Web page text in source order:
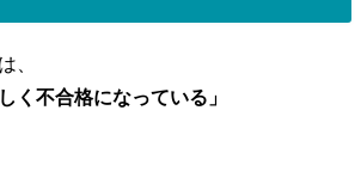
、
く不合格になっている」